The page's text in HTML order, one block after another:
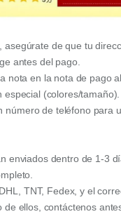
asegúrate de que tu
antes del pago.
nota en la nota de pago
especial (colores/tamaño).
número de teléfono para
enviados dentro de 1-3
TNT, Fedex, y el
de ellos, contáctenos